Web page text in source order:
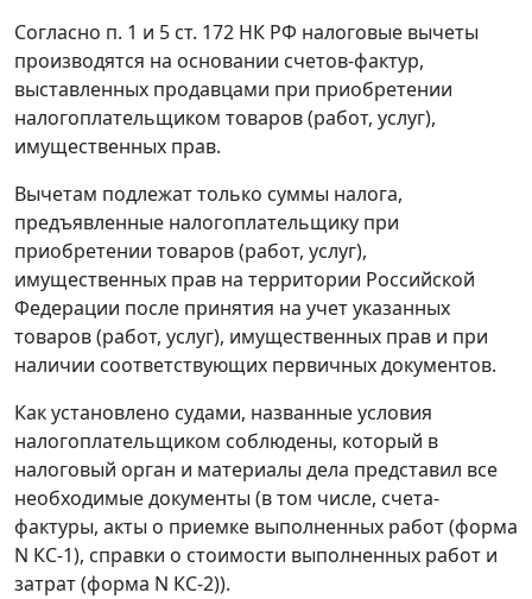
Согласно п. 1 и 5 ст. 172 НК РФ налоговые вычеты
производятся на основании счетов-фактур,
выставленных продавцами при приобретении
налогоплательщиком товаров (работ, услуг),
имущественных прав.
Вычетам подлежат только суммы налога,
предъявленные налогоплательщику при
приобретении товаров (работ, услуг),
имущественных прав на территории Российской
Федерации после принятия на учет указанных
товаров (работ, услуг), имущественных прав и при
наличии соответствующих первичных документов.
Как установлено судами, названные условия
налогоплательщиком соблюдены, который в
налоговый орган и материалы дела представил все
необходимые документы (в том числе, счета-
фактуры, акты о приемке выполненных работ (форма
N КС-1), справки о стоимости выполненных работ и
затрат (форма N КС-2)).